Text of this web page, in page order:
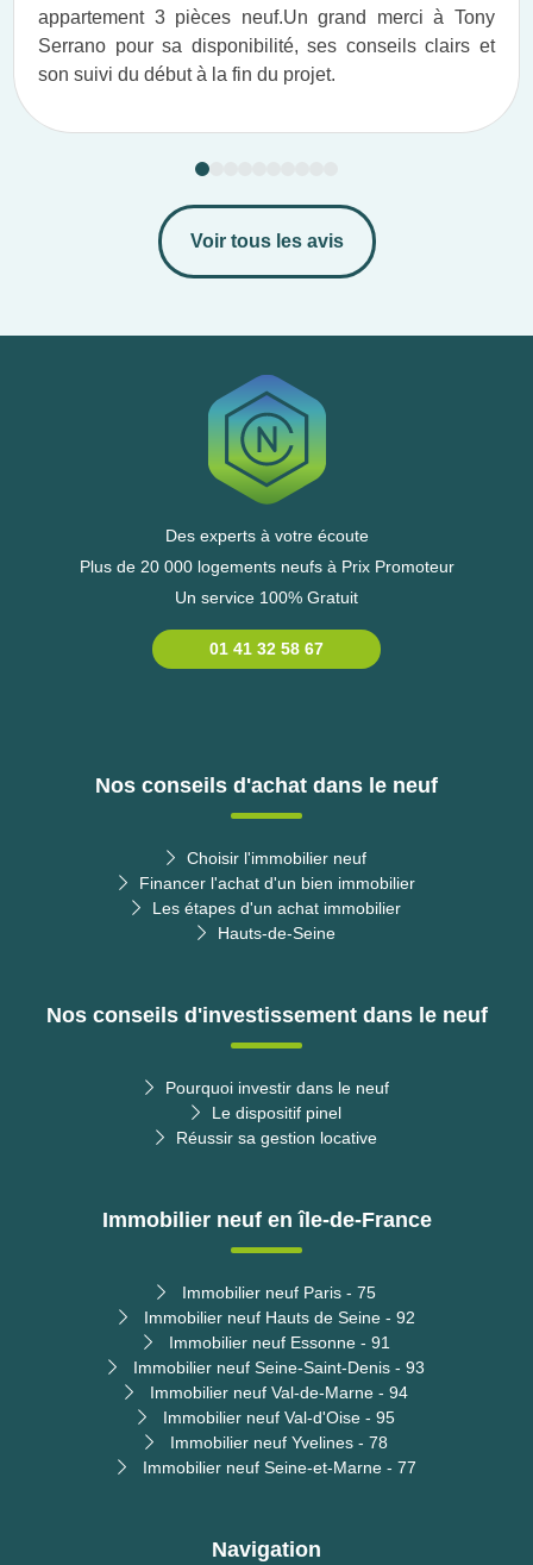
appartement 3 pièces neuf.​ Un grand merci à Tony
Serrano pour sa disponibilité, ses conseils clairs et
son suivi du début à la fin du projet.​
Voir tous les avis
Des experts à votre écoute
Plus de 20 000 logements neufs à Prix Promoteur
Un service 100% Gratuit
01 41 32 58 67
Nos conseils d'achat dans le neuf
Choisir l'immobilier neuf
Financer l'achat d'un bien immobilier
Les étapes d'un achat immobilier
Hauts-de-Seine
Nos conseils d'investissement dans le neuf
Pourquoi investir dans le neuf
Le dispositif pinel
Réussir sa gestion locative
Immobilier neuf en île-de-France
Immobilier neuf Paris - 75
Immobilier neuf Hauts de Seine - 92
Immobilier neuf Essonne - 91
Immobilier neuf Seine-Saint-Denis - 93
Immobilier neuf Val-de-Marne - 94
Immobilier neuf Val-d'Oise - 95
Immobilier neuf Yvelines - 78
Immobilier neuf Seine-et-Marne - 77
Navigation